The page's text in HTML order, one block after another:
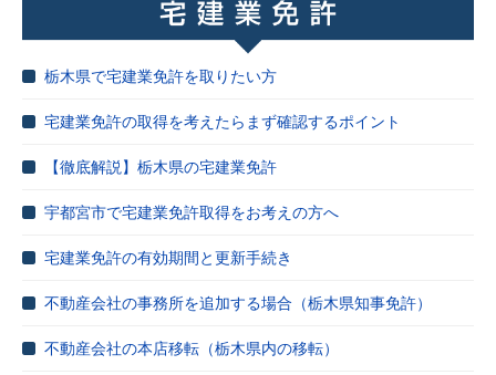
栃木県で宅建業免許を取りたい方
宅建業免許の取得を考えたらまず確認するポイント
【徹底解説】栃木県の宅建業免許
宇都宮市で宅建業免許取得をお考えの方へ
宅建業免許の有効期間と更新手続き
不動産会社の事務所を追加する場合（栃木県知事免許）
不動産会社の本店移転（栃木県内の移転）